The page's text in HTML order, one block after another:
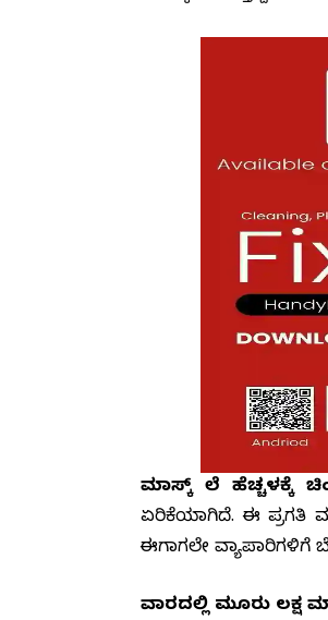
ಮಾಸ್ಕ್ ಬೆಲೆ ಹೆಚ್ಚಳಕ್ಕೆ
ಏರಿಕೆಯಾಗಿದೆ. ಈ ಪ್ರಗತಿ
ಈಗಾಗಲೇ ವ್ಯಾಪಾರಿಗಳಿಗೆ
ವಾರದಲ್ಲಿ ಮೂರು ಲಕ್ಷ